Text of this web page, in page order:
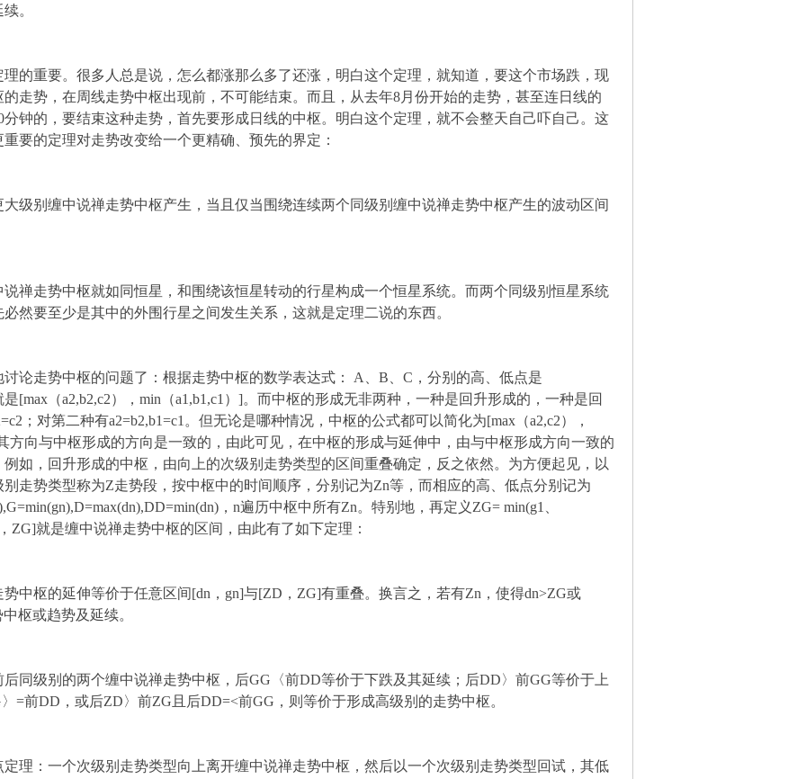
。
的重要。很多人总是说，怎么都涨那么多了还涨，明白这个定理，就知道，要这个市场跌，现
走势，在周线走势中枢出现前，不可能结束。而且，从去年8月份开始的走势，甚至连日线的
钟的，要结束这种走势，首先要形成日线的中枢。明白这个定理，就不会整天自己吓自己。这
要的定理对走势改变给一个更精确、预先的界定：
级别缠中说禅走势中枢产生，当且仅当围绕连续两个同级别缠中说禅走势中枢产生的波动区间
禅走势中枢就如同恒星，和围绕该恒星转动的行星构成一个恒星系统。而两个同级别恒星系统
然要至少是其中的外围行星之间发生关系，这就是定理二说的东西。
论走势中枢的问题了：根据走势中枢的数学表达式： A、B、C，分别的高、低点是
是[max（a2,b2,c2），min（a1,b1,c1）]。而中枢的形成无非两种，一种是回升形成的，一种是回
；对第二种有a2=b2,b1=c1。但无论是哪种情况，中枢的公式都可以简化为[max（a2,c2），
方向与中枢形成的方向是一致的，由此可见，在中枢的形成与延伸中，由与中枢形成方向一致的
如，回升形成的中枢，由向上的次级别走势类型的区间重叠确定，反之依然。为方便起见，以
走势类型称为Z走势段，按中枢中的时间顺序，分别记为Zn等，而相应的高、低点分别记为
，n遍历中枢中所有Zn。特别地，再定义ZG= min(g1、
ZG]就是缠中说禅走势中枢的区间，由此有了如下定理：
中枢的延伸等价于任意区间[dn，gn]与[ZD，ZG]有重叠。换言之，若有Zn，使得dn>ZG或
枢或趋势及延续。
同级别的两个缠中说禅走势中枢，后GG〈前DD等价于下跌及其延续；后DD〉前GG等价于上
=前DD，或后ZD〉前ZG且后DD=<前GG，则等价于形成高级别的走势中枢。
理：一个次级别走势类型向上离开缠中说禅走势中枢，然后以一个次级别走势类型回试，其低